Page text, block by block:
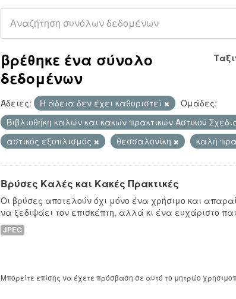
βρέθηκε ένα σύνολο
δεδομένων
Άδειες: Η άδεια δεν έχει καθοριστεί
Ομάδες:
Βιβλιοθήκη καλών και κακών πρακτικών Αστικού
αστικός εξοπλισμός
θεσσαλονίκη καλή
Βρύσες Καλές και Κακές Πρακτικές
Οι βρύσες αποτελούν όχι μόνο ένα χρήσιμο και
να ξεδιψάει τον επισκέπτη, αλλά κι ένα ευχάριστο
JPEG
Μπορείτε επίσης να έχετε πρόσβαση σε αυτό το μητρώο